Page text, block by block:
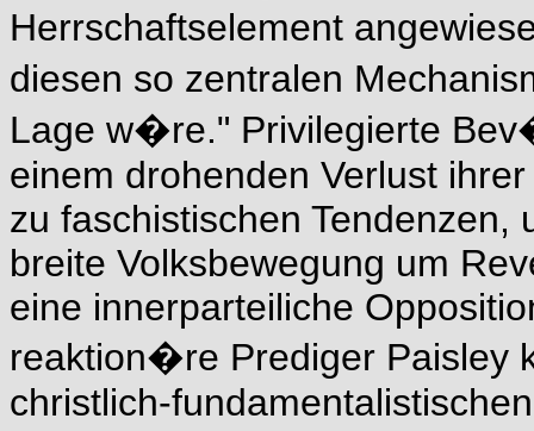
Herrschaftselement
diesen so zentralen
Lage w�re." Privilegierte
einem drohenden Verlust
zu faschistischen
breite Volksbewegung um
eine innerparteiliche
reaktion�re Prediger Paisley
christlich-